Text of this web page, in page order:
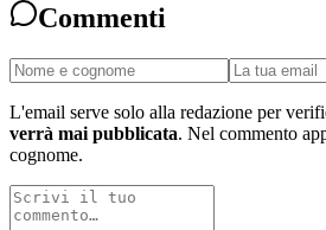
Commenti
L'email serve solo alla redazione per
verrà mai pubblicata. Nel commento
cognome.